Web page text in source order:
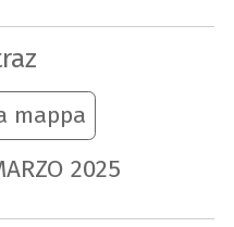
mappa
2025